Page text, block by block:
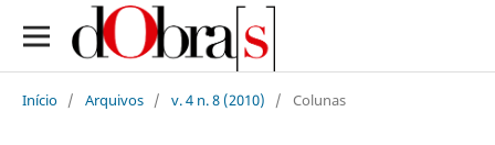
Início / Arquivos / v. 4 n. 8 (2010) / Colunas